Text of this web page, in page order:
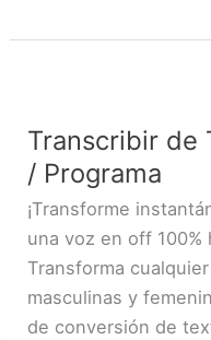
Transcribir de
/ Programa
¡Transforme
una voz en off 100%
Transforma
masculinas y
de conversión de
Texto
a
Voz
/
Programa